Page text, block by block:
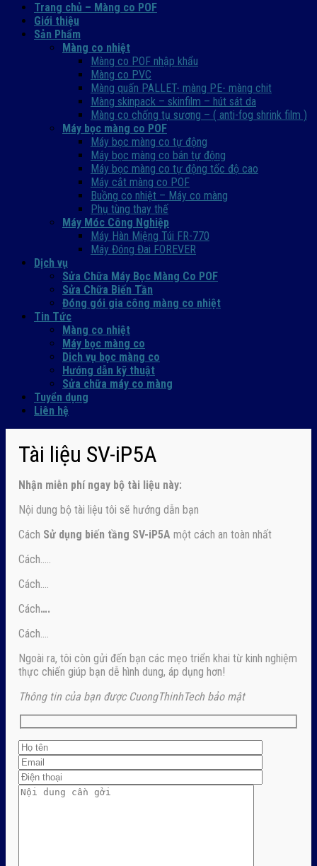
Trang chủ – Màng co POF
Giới thiệu
Sản Phẩm
Màng co nhiệt
Màng co POF nhập khẩu
Màng co PVC
Màng quấn PALLET- màng PE- màng chit
Màng skinpack – skinfilm – hút sát da
Màng co chống tụ sương – ( anti-fog shrink film )
Máy bọc màng co POF
Máy bọc màng co tự động
Máy bọc màng co bán tự động
Máy bọc màng co tự động tốc độ cao
Máy cắt màng co POF
Buồng co nhiệt – Máy co màng
Phụ tùng thay thế
Máy Móc Công Nghiệp
Máy Hàn Miệng Túi FR-770
Máy Đóng Đai FOREVER
Dịch vụ
Sửa Chữa Máy Bọc Màng Co POF
Sửa Chữa Biến Tần
Đóng gói gia công màng co nhiệt
Tin Tức
Màng co nhiệt
Máy bọc màng co
Dich vụ bọc màng co
Hướng dẫn kỹ thuật
Sửa chữa máy co màng
Tuyển dụng
Liên hệ
Tài liệu SV-iP5A
Nhận miễn phí ngay bộ tài liệu này:
Nội dung bộ tài liệu tôi sẽ hướng dẫn bạn
Cách Sử dụng biến tầng SV-iP5A một cách an toàn nhất
Cách…..
Cách….
Cách….
Cách….
Ngoài ra, tôi còn gửi đến bạn các mẹo triển khai từ kinh nghiệm
thực chiến giúp bạn dễ hình dung, áp dụng hơn!
Thông tin của bạn được CuongThinhTech bảo mật